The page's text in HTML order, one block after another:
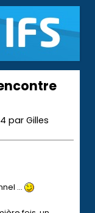
par Gilles
...